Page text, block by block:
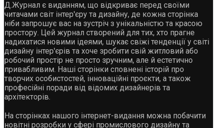
Д.Журнал є виданням, що відкриває перед своїми
читачами світ інтер'єру та дизайну, де кожна сторінка
ніби запрошує вас на зустріч з унікальністю та красою
простору. Цей журнал створений для тих, хто прагне
надихатися новими ідеями, шукає свіжі тенденції у світі
дизайну інтер'єрів та хоче зробити свій житловий або
робочий простір не просто зручним, але й естетично
привабливим. Наші сторінки сповнені історій про
творчих особистостей, інноваційні проєкти, а також
професійні поради від відомих дизайнерів та
архітекторів.
На сторінках нашого інтернет-видання можна побачити
новітні розробки у сфері промислового дизайну та